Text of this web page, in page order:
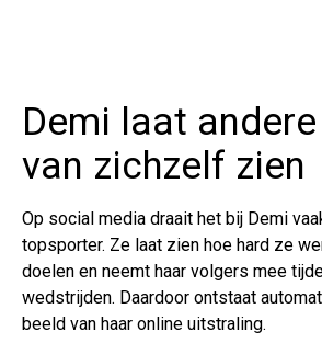
Demi laat
van zichzelf zien
Op social media draait het bij Demi
topsporter. Ze laat zien hoe hard ze
doelen en neemt haar volgers mee
wedstrijden. Daardoor ontstaat
beeld van haar online uitstraling.